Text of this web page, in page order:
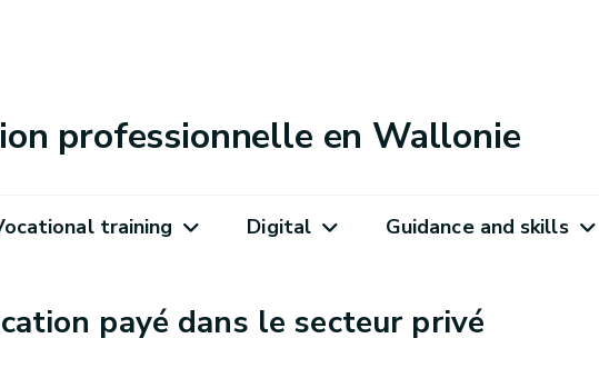
professionnelle en Wallonie
training Digital Guidance and skills
payé dans le secteur privé